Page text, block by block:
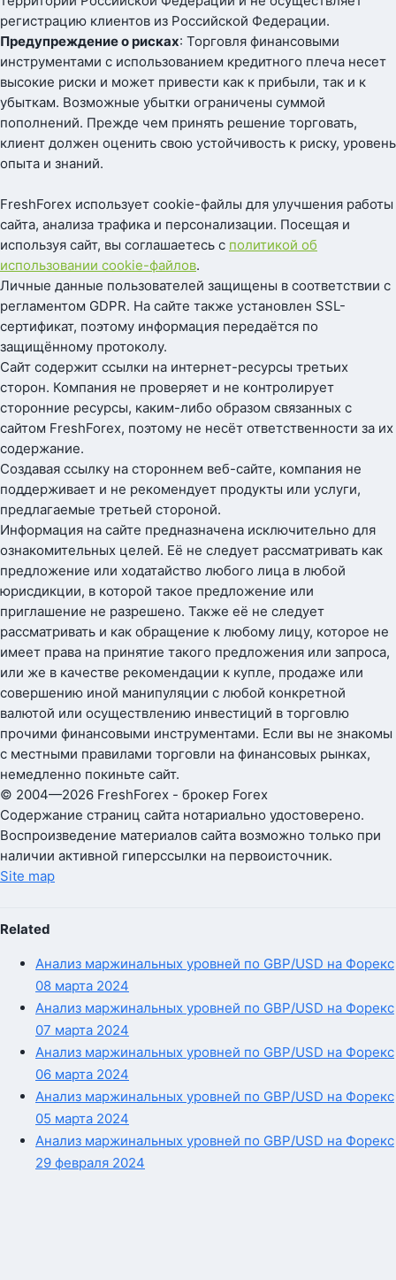
регистрацию клиентов из Российской Федерации.
Предупреждение о рисках: Торговля финансовыми
инструментами с использованием кредитного плеча несет
высокие риски и может привести как к прибыли, так и к
убыткам. Возможные убытки ограничены суммой
пополнений. Прежде чем принять решение торговать,
клиент должен оценить свою устойчивость к риску, уровень
опыта и знаний.
FreshForex использует cookie-файлы для улучшения работы
сайта, анализа трафика и персонализации. Посещая и
используя сайт, вы соглашаетесь с политикой об
использовании cookie-файлов.
Личные данные пользователей защищены в соответствии с
регламентом GDPR. На сайте также установлен SSL-
сертификат, поэтому информация передаётся по
защищённому протоколу.
Сайт содержит ссылки на интернет-ресурсы третьих
сторон. Компания не проверяет и не контролирует
сторонние ресурсы, каким-либо образом связанных с
сайтом FreshForex, поэтому не несёт ответственности за их
содержание.
Создавая ссылку на стороннем веб-сайте, компания не
поддерживает и не рекомендует продукты или услуги,
предлагаемые третьей стороной.
Информация на сайте предназначена исключительно для
ознакомительных целей. Её не следует рассматривать как
предложение или ходатайство любого лица в любой
юрисдикции, в которой такое предложение или
приглашение не разрешено. Также её не следует
рассматривать и как обращение к любому лицу, которое не
имеет права на принятие такого предложения или запроса,
или же в качестве рекомендации к купле, продаже или
совершению иной манипуляции с любой конкретной
валютой или осуществлению инвестиций в торговлю
прочими финансовыми инструментами. Если вы не знакомы
с местными правилами торговли на финансовых рынках,
немедленно покиньте сайт.
© 2004—2026 FreshForex - брокер Forex
Содержание страниц сайта нотариально удостоверено.
Воспроизведение материалов сайта возможно только при
наличии активной гиперссылки на первоисточник.
Site map
Related
Анализ маржинальных уровней по GBP/USD на Форекс
08 марта 2024
Анализ маржинальных уровней по GBP/USD на Форекс
07 марта 2024
Анализ маржинальных уровней по GBP/USD на Форекс
06 марта 2024
Анализ маржинальных уровней по GBP/USD на Форекс
05 марта 2024
Анализ маржинальных уровней по GBP/USD на Форекс
29 февраля 2024